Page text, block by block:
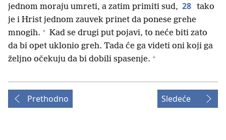
jednom moraju umreti, a zatim primiti sud, 28 tako
je i Hrist jednom zauvek prinet da ponese grehe
mnogih. + Kad se drugi put pojavi, to neće biti zato
da bi opet uklonio greh. Tada će ga videti oni koji ga
željno očekuju da bi dobili spasenje. +
Prethodno Sledeće